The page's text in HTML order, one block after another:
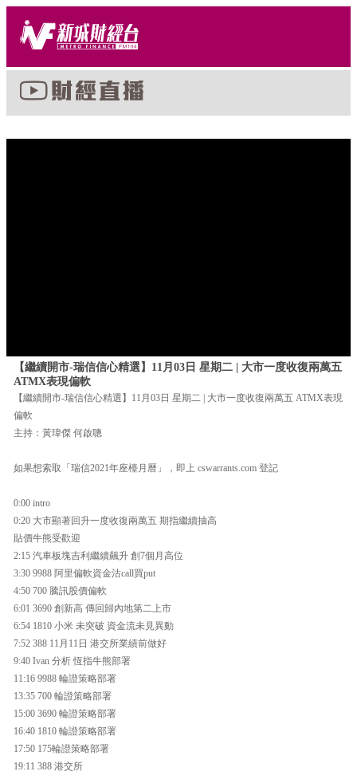
【繼續開市-瑞信信心精選】11月03日 星期二 | 大市一度收復兩萬五
ATMX表現偏軟
【繼續開市-瑞信信心精選】11月03日 星期二 | 大市一度收復兩萬五 ATMX表現
偏軟
主持：黃瑋傑 何啟聰
如果想索取「瑞信2021年座檯月曆」，即上 cswarrants.com 登記
0:00 intro
0:20 大市顯著回升一度收復兩萬五 期指繼續抽高
貼價牛熊受歡迎
2:15 汽車板塊吉利繼續飆升 創7個月高位
3:30 9988 阿里偏軟資金沽call買put
4:50 700 騰訊股價偏軟
6:01 3690 創新高 傳回歸內地第二上市
6:54 1810 小米 未突破 資金流未見異動
7:52 388 11月11日 港交所業績前做好
9:40 Ivan 分析 恆指牛熊部署
11:16 9988 輪證策略部署
13:35 700 輪證策略部署
15:00 3690 輪證策略部署
16:40 1810 輪證策略部署
17:50 175輪證策略部署
19:11 388 港交所